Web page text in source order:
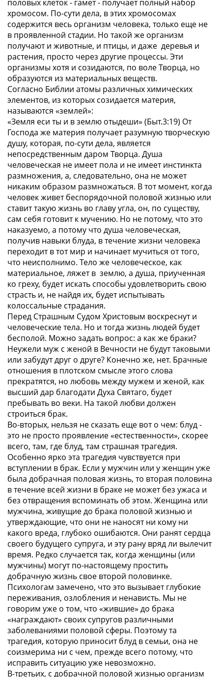
половых клеток - гамет - получает полный набор
хромосом. По-сути дела, в этих хромосомах
содержится весь организм человека, только еще не
в проявленной стадии. Но такой же организм
получают и животные, и птицы, и даже деревья и
растения, просто через другие процессы. Эти
организмы хотя и созидаются, по воле Творца, но
образуются из материальных веществ.
Согласно Библии атомы различных химических
элементов, из которых созидается материя,
называются «землей»:
«Земля еси ты и в землю отыдеши» (Быт.3:19) От
Господа же материя получает разумную творческую
душу, которая, по-сути дела, является
непосредственным даром Творца. Душа
человеческая не имеет пола и не имеет инстинкта
размножения, а, следовательно, она не может
никаким образом размножаться. В тот момент, когда
человек живет беспорядочной половой жизнью или
ставит такую жизнь во главу угла, он, по существу,
сам себя готовит к мучению. Но не потому, что это
наказуемо, а потому что душа человеческая,
получив навыки блуда, в течение жизни человека
переходит в тот мир и начинает мучиться от того,
что неисполнимо. Тело же человеческое, как
материальное, ляжет в землю, а душа, приученная
ко греху, будет искать способы удовлетворить свою
страсть и, не найдя их, будет испытывать
колоссальные страдания.
Перед Страшным Судом Христовым воскреснут и
человеческие тела. Но и тогда жизнь людей будет
бесполой. Можно задать вопрос: а как же браки?
Неужели муж с женой в Вечности не будут таковыми
или забудут друг о друге? Конечно же, нет. Брачные
отношения в плотском смысле этого слова
прекратятся, но любовь между мужем и женой, как
высший дар благодати Духа Святаго, будет
пребывать во веки. На такой любви должен
строиться брак.
Во-вторых, нельзя не сказать еще вот о чем: блуд -
это не просто проявление «естественности», скорее
всего, там, где блуд, там страшная трагедия.
Особенно ярко эта трагедия чувствуется при
вступлении в брак. Если у мужчин или у женщин уже
была добрачная половая жизнь, то вторая половина
в течение всей жизни в браке не может без ужаса и
без отвращения вспоминать об этом. Женщина или
мужчина, живущие до брака половой жизнью и
утверждающие, что они не наносят ни кому ни
какого вреда, глубоко ошибаются. Они ранят сердца
своего будущего супруга, и эту рану вряд ли вылечит
время. Редко случается так, когда женщины (или
мужчины) могут по-настоящему простить
добрачную жизнь свое второй половинке.
Психологам замечено, что это вызывает глубокие
переживания, озлобления и ненависть. Мы не
говорим уже о том, что «жившие» до брака
«награждают» своих супругов различными
заболеваниями половой сферы. Поэтому та
трагедия, которую приносит блуд в семьи, она не
соизмерима ни с чем, прежде всего потому, что
исправить ситуацию уже невозможно.
В-третьих, с добрачной половой жизнью организм